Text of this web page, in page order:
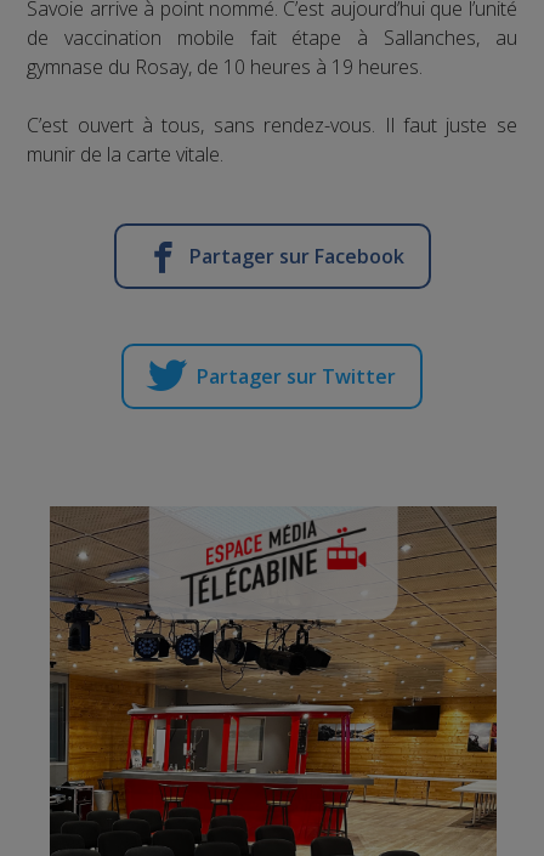
Savoie arrive à point nommé. C’est aujourd’hui que l’unité
de vaccination mobile fait étape à Sallanches, au
gymnase du Rosay, de 10 heures à 19 heures.
C’est ouvert à tous, sans rendez-vous. Il faut juste se
munir de la carte vitale.
Partager sur Facebook
Partager sur Twitter